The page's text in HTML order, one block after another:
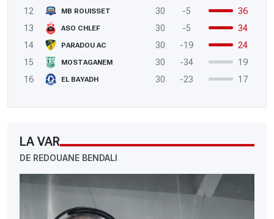
12
MB ROUISSET 30 -5
36
13
ASO CHLEF 30 -5
34
14
PARADOU AC 30 -19
24
15
MOSTAGANEM 30 -34
19
16
EL BAYADH 30 -23 17
LA VAR
DE REDOUANE BENDALI